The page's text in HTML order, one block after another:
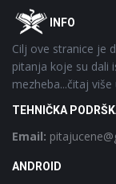
FooterOINFO
Cilj ove stranice je
pitanja koje su dali
mezheba...čitaj
TEHNIČKA
Email:
ANDROID